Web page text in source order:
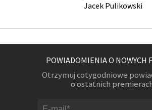
Jacek Pulikowski
POWIADOMIENIA O NOWYCH
Otrzymuj cotygodniowe
o ostatnich